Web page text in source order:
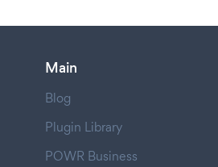
Main
Blog
Plugin Library
POWR Business